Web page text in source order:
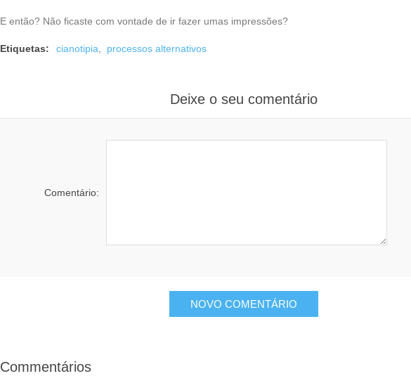
E então? Não ficaste com vontade de ir fazer umas impressões?
Etiquetas: cianotipia processos alternativos
Deixe o seu comentário
Comentário:
Commentários